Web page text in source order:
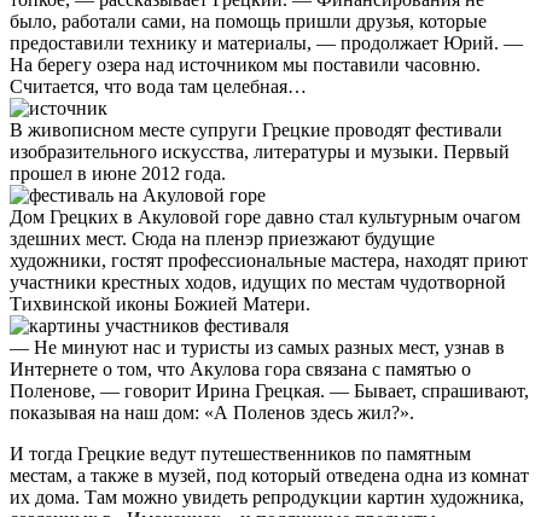
было, работали сами, на помощь пришли друзья, которые
предоставили технику и материалы, — продолжает Юрий. —
На берегу озера над источником мы поставили часовню.
Считается, что вода там целебная…
В живописном месте супруги Грецкие проводят фестивали
изобразительного искусства, литературы и музыки. Первый
прошел в июне 2012 года.
Дом Грецких в Акуловой горе давно стал культурным очагом
здешних мест. Сюда на пленэр приезжают будущие
художники, гостят профессиональные мастера, находят приют
участники крестных ходов, идущих по местам чудотворной
Тихвинской иконы Божией Матери.
— Не минуют нас и туристы из самых разных мест, узнав в
Интернете о том, что Акулова гора связана с памятью о
Поленове, — говорит Ирина Грецкая. — Бывает, спрашивают,
показывая на наш дом: «А Поленов здесь жил?».
И тогда Грецкие ведут путешественников по памятным
местам, а также в музей, под который отведена одна из комнат
их дома. Там можно увидеть репродукции картин художника,